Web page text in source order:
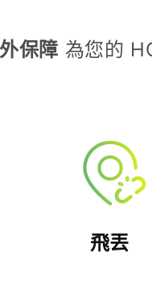
保障 為您的
飛丟